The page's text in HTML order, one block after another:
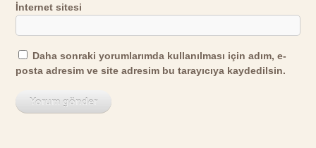
İnternet sitesi
Daha sonraki yorumlarımda kullanılması için adım, e-
posta adresim ve site adresim bu tarayıcıya kaydedilsin.